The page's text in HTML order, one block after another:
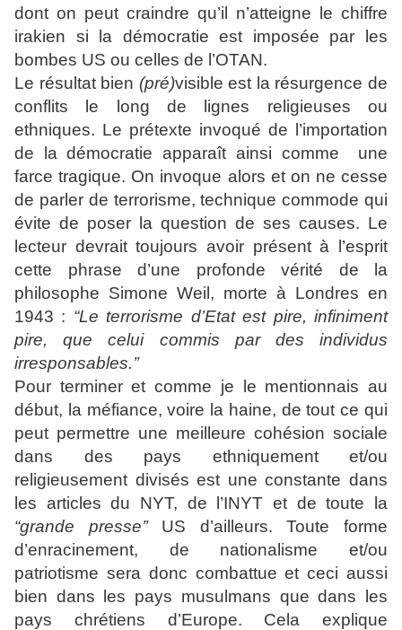
dont on peut craindre qu’il n’atteigne le chiffre
irakien si la démocratie est imposée par les
bombes US ou celles de l’OTAN.
Le résultat bien (pré)visible est la résurgence de
conflits le long de lignes religieuses ou
ethniques. Le prétexte invoqué de l’importation
de la démocratie apparaît ainsi comme une
farce tragique. On invoque alors et on ne cesse
de parler de terrorisme, technique commode qui
évite de poser la question de ses causes. Le
lecteur devrait toujours avoir présent à l’esprit
cette phrase d’une profonde vérité de la
philosophe Simone Weil, morte à Londres en
1943 : “Le terrorisme d’Etat est pire, infiniment
pire, que celui commis par des individus
irresponsables.’’
Pour terminer et comme je le mentionnais au
début, la méfiance, voire la haine, de tout ce qui
peut permettre une meilleure cohésion sociale
dans des pays ethniquement et/ou
religieusement divisés est une constante dans
les articles du NYT, de l’INYT et de toute la
“grande presse’’US d’ailleurs. Toute forme
d’enracinement, de nationalisme et/ou
patriotisme sera donc combattue et ceci aussi
bien dans les pays musulmans que dans les
pays chrétiens d’Europe. Cela explique